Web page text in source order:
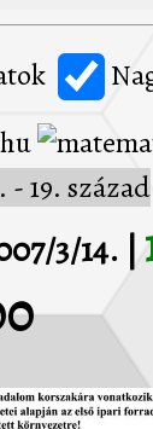
- 19. század
3/14. |